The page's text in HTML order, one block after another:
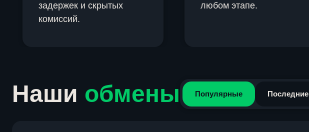
задержек и скрытых
комиссий.
любом этапе.
Наши обмены Популярные Последние